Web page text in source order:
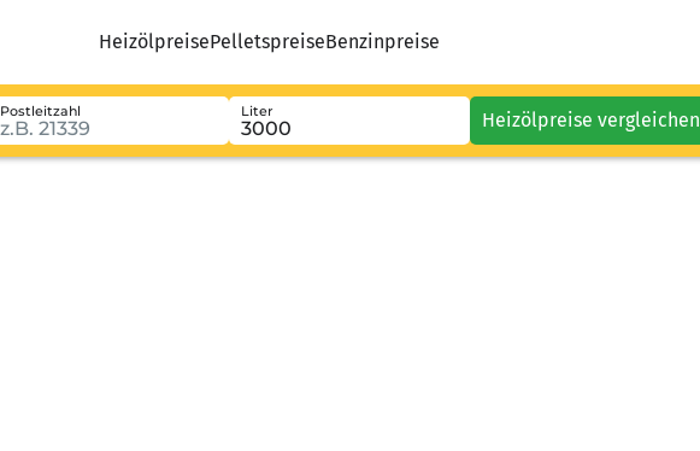
HeizölpreisePelletspreiseBenzinpreise
Postleitzahl Liter Heizölpreise vergleichen